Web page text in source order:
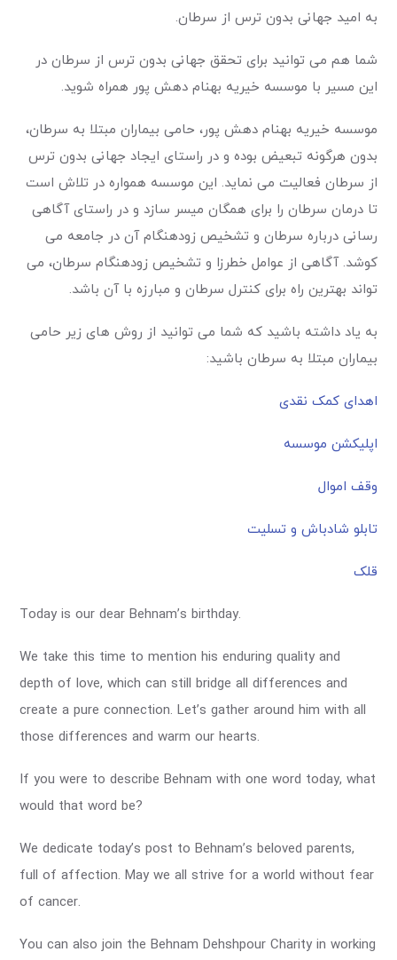
به امید جهانی بدون ترس از سرطان.
شما هم می توانید برای تحقق جهانی بدون ترس از سرطان در
این مسیر با موسسه خیریه بهنام دهش پور همراه شوید.
موسسه خیریه بهنام دهش پور، حامی بیماران مبتلا به سرطان،
بدون هرگونه تبعیض بوده و در راستای ایجاد جهانی بدون ترس
از سرطان فعالیت می نماید. این موسسه همواره در تلاش است
تا درمان سرطان را برای همگان میسر سازد و در راستای آگاهی
رسانی درباره سرطان و تشخیص زودهنگام آن در جامعه می
کوشد. آگاهی از عوامل خطرزا و تشخیص زودهنگام سرطان، می
تواند بهترین راه برای کنترل سرطان و مبارزه با آن باشد.
به یاد داشته باشید که شما می توانید از روش های زیر حامی
بیماران مبتلا به سرطان باشید:
اهدای کمک نقدی
اپلیکشن موسسه
وقف اموال
تابلو شادباش و تسلیت
قلک
Today is our dear Behnam’s birthday.
We take this time to mention his enduring quality and
depth of love, which can still bridge all differences and
create a pure connection. Let’s gather around him with all
those differences and warm our hearts.
If you were to describe Behnam with one word today, what
would that word be?
We dedicate today’s post to Behnam’s beloved parents,
full of affection. May we all strive for a world without fear
of cancer.
You can also join the Behnam Dehshpour Charity in working